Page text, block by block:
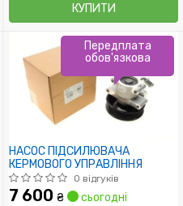
КУПИТИ
НАСОС ПІДСИЛЮВАЧА
КЕРМОВОГО УПРАВЛІННЯ
0 відгуків
7 600 ₴ сьогодні
Передплата
обов'язкова